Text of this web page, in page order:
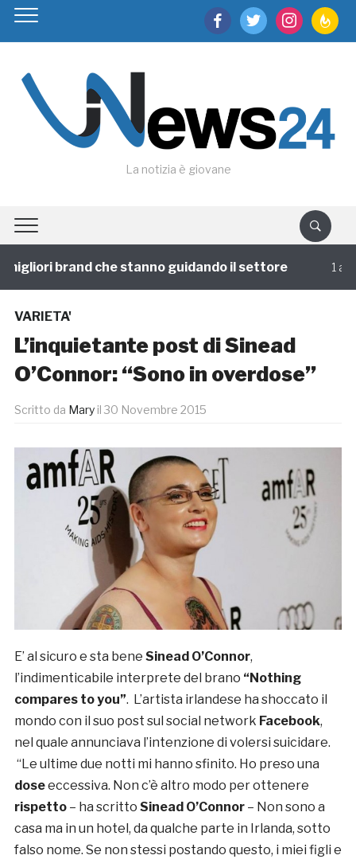
facebooktwitter instagram
La notizia è giovane
brand che stanno guidando il settore 1 annofa
VARIETA'
L’inquietante post di Sinead
O’Connor: “Sono in overdose”
Scritto da Mary il 30 Novembre 2015
E’ al sicuro e sta bene Sinead O’Connor,
l’indimenticabile interprete del brano “Nothing
compares to you”. L’artista irlandese ha shoccato il
mondo con il suo post sul social network Facebook,
nel quale annunciava l’intenzione di volersi suicidare.
“Le ultime due notti mi hanno sfinito. Ho preso una
doseeccessiva. Non c’è altro modo per ottenere
rispetto– ha scritto Sinead O’Connor– Non sono a
casa ma in un hotel, da qualche parte in Irlanda, sotto
falso nome. Se non stessi postando questo, i miei figli e